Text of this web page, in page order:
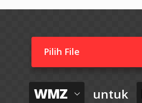
Pilih File
WMZ untuk